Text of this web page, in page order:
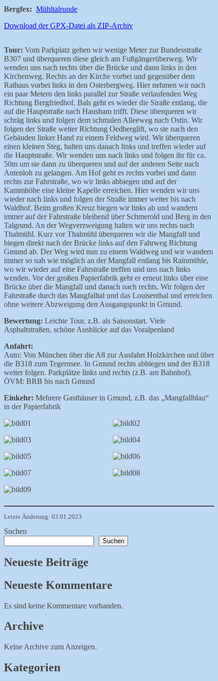
Bergfex: Mühltalrunde
Download der GPX-Datei als ZIP-Archiv
Tour: Vom Parkplatz gehen wir wenige Meter zur Bundesstraße
B307 und überqueren diese gleich am Fußgängerüberweg. Wir
wenden uns nach rechts über die Brücke und dann links in den
Kirchenweg. Rechts an der Kirche vorbei und gegenüber dem
Rathaus vorbei links in den Osterbergweg. Hier nehmen wir nach
ein paar Metern den links parallel zur Straße verlaufenden Weg
Richtung Bergfriedhof. Bals geht es wieder die Straße entlang, die
auf die Hauptstraße nach Hausham trifft. Diese überqueren wir
schräg links und folgen dem schmalen Alleeweg nach Ostin. Wir
folgen der Straße weiter Richtung Oedberglift, wo sie nach den
Gebäuden linker Hand zu einem Feldweg wird. Wir überqueren
einen kleinen Steg, halten uns danach links und treffen wieder auf
die Hauptstraße. Wir wenden uns nach links und folgen ihr für ca.
50m um sie dann zu überqueren und auf der anderen Seite nach
Antenloh zu gelangen. Am Hof geht es rechts vorbei und dann
rechts zur Fahrstraße, wo wir links abbiegen und auf der
Kammhöhe eine kleine Kapelle erreichen. Hier wenden wir uns
wieder nach links und folgen der Straße immer weiter bis nach
Waldhof. Beim großen Kreuz biegen wir links ab und wandern
immer auf der Fahrstraße bleibend über Schmerold und Berg in den
Talgrund. An der Wegverzweigung halten wir uns rechts nach
Thalmühl. Kurz vor Thalmühl überqueren wir die Mangfall und
biegen direkt nach der Brücke links auf den Fahrweg Richtung
Gmund ab. Der Weg wird nun zu einem Waldweg und wir wandern
immer so nah wie möglich an der Mangfall entlang bis Rainmühle,
wo wir wieder auf eine Fahrstraße treffen und uns nach links
wenden. Vor der großen Papierfabrik geht er erneut links über eine
Brücke über die Mangfall und danach nach rechts. Wir folgen der
Fahrstraße durch das Mangfalltal und das Louisenthal und erreichen
ohne weitere Abzweigung den Ausgangspunkt in Gmund.
Bewertung: Leichte Tour, z.B. als Saisonstart. Viele
Asphaltstraßen, schöne Ausblicke auf das Voralpenland
Anfahrt:
Auto: Von München über die A8 zur Ausfahrt Holzkirchen und über
die B318 zum Tegernsee. In Gmund rechts abbiegen und der B318
weiter folgen. Parkplätze links und rechts (z.B. am Bahnhof).
ÖVM: BRB bis nach Gmund
Einkehr: Mehrere Gasthäuser in Gmund, z.B. das „Mangfallblau“
in der Papierfabrik
Letzte Änderung: 03.01.2023
Suchen
Suchen
Neueste Beiträge
Neueste Kommentare
Es sind keine Kommentare vorhanden.
Archive
Keine Archive zum Anzeigen.
Kategorien